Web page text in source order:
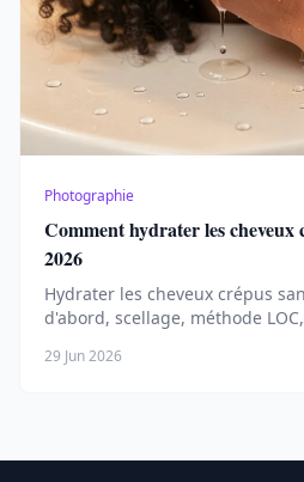
Photographie
Comment hydrater les cheveux
2026
Hydrater les cheveux crépus
d'abord, scellage, méthode
29 Jun 2026